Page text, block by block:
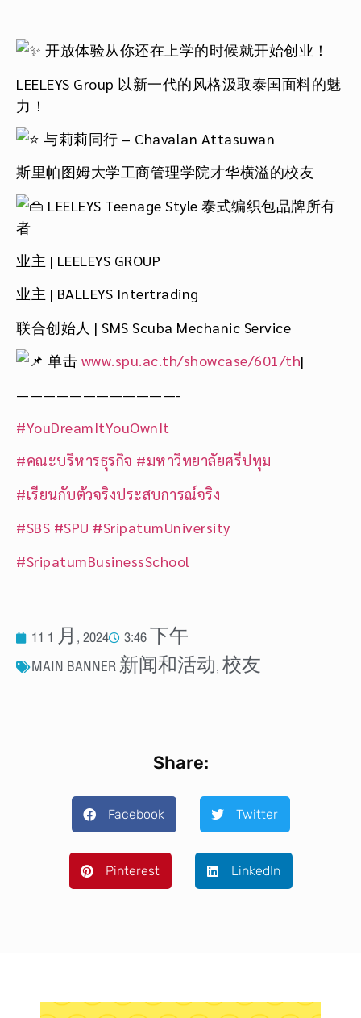
开放体验从你还在上学的时候就开始创业！
LEELEYS Group 以新一代的风格汲取泰国面料的魅
力！
与莉莉同行 – Chavalan Attasuwan
斯里帕图姆大学工商管理学院才华横溢的校友
LEELEYS Teenage Style 泰式编织包品牌所有
者
业主 | LEELEYS GROUP
业主 | BALLEYS Intertrading
联合创始人 | SMS Scuba Mechanic Service
单击 www.spu.ac.th/showcase/601/th|
————————————-
#YouDreamItYouOwnIt
#คณะบริหารธุรกิจ #มหาวิทยาลัยศรีปทุม
#เรียนกับตัวจริงประสบการณ์จริง
#SBS #SPU #SripatumUniversity
#SripatumBusinessSchool
11 1 月, 2024
3:46 下午
MAIN BANNER 新闻和活动,校友
Share:
Facebook Twitter
Pinterest LinkedIn